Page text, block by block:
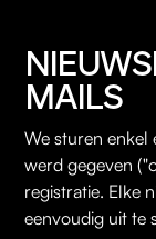
MAILS
We sturen enkel
werd gegeven
registratie. Elke
eenvoudig uit te